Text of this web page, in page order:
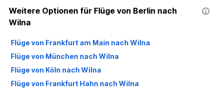
Weitere Optionen für Flüge von Berlin nach
Wilna
Flüge von Frankfurt am Main nach Wilna
Flüge von München nach Wilna
Flüge von Köln nach Wilna
Flüge von Frankfurt Hahn nach Wilna